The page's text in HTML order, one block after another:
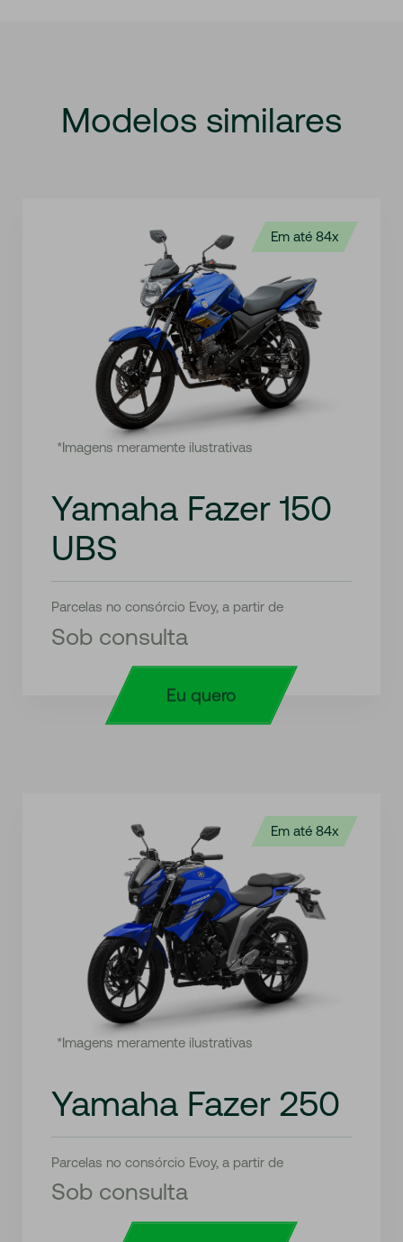
Modelos similares
Em até 84x
*Imagens meramente ilustrativas
Yamaha Fazer 150
UBS
Parcelas no consórcio Evoy, a partir de
Sob consulta
Eu quero
Em até 84x
*Imagens meramente ilustrativas
Yamaha Fazer 250
Parcelas no consórcio Evoy, a partir de
Sob consulta